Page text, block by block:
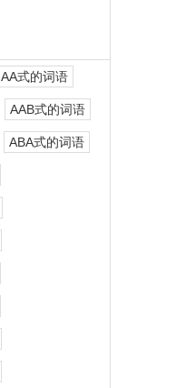
AA式的词语
AAB式的词语
ABA式的词语